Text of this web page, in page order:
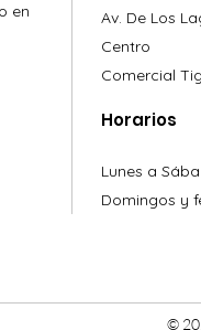
en
Av. De Los
Centro
Comercial
Horarios
Lunes a
Domingos y
©